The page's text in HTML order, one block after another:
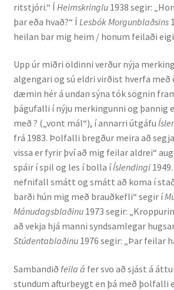
Staða íslenskunnar
Ritverk og erindi
Bækur
Önnur ritverk
Ritrýndar greinar
Óritrýnt fræðilegt efni
Málfarspistlar
Fræðilegir fyrirlestrar
ritstjóri.“ Í Heimskringlu 1938 segir:
þar eða hvað?“ Í Lesbók Morgunblaðsins
heilan bar mig heim / honum feilaði
Upp úr miðri öldinni verður nýja
algengari og sú eldri virðist hverfa með
dæmin hér á undan sýna tók sögnin
þágufalli í nýju merkingunni og þannig
með ? („vont mál“), í annarri útgáfu
frá 1983. Þolfalli bregður meira að
vissa er fyrir því að mig feilar aldrei“
spáir í spil og les í bolla íÍslendingi
nefnifall smátt og smátt að koma í
barði hún mig með brauðkefli“ segir í
Mánudagsblaðinu 1973 segir:
að vekja hjá manni syndsamlegar
Stúdentablaðinu 1976 segir: „Þar feilar
Sambandið feila á fer svo að sjást á
stundum afturbeygt en þá með þolfalli